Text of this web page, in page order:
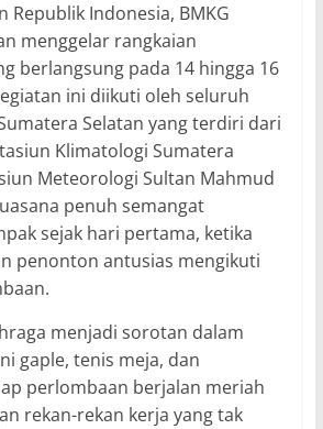
Republik Indonesia, BMKG
menggelar rangkaian
berlangsung pada 14 hingga 16
ini diikuti oleh seluruh
Selatan yang terdiri dari
Klimatologi Sumatera
Meteorologi Sultan Mahmud
penuh semangat
sejak hari pertama, ketika
penonton antusias mengikuti
menjadi sorotan dalam
gaple, tenis meja, dan
perlombaan berjalan meriah
rekan-rekan kerja yang tak